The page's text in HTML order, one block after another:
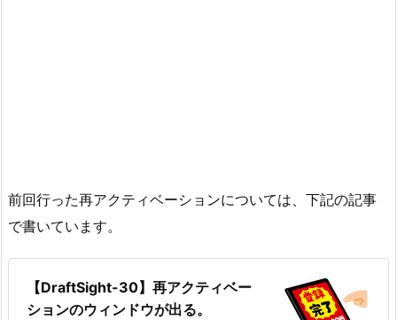
前回行った再アクティベーションについては、下記の記事
で書いています。
【DraftSight-30】再アクティベー
ションのウィンドウが出る。